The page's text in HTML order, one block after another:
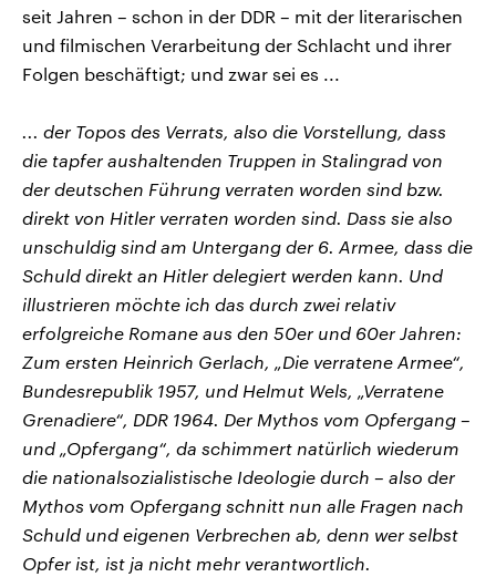
seit Jahren – schon in der DDR – mit der literarischen
und filmischen Verarbeitung der Schlacht und ihrer
Folgen beschäftigt; und zwar sei es ...
... der Topos des Verrats, also die Vorstellung, dass
die tapfer aushaltenden Truppen in Stalingrad von
der deutschen Führung verraten worden sind bzw.
direkt von Hitler verraten worden sind. Dass sie also
unschuldig sind am Untergang der 6. Armee, dass die
Schuld direkt an Hitler delegiert werden kann. Und
illustrieren möchte ich das durch zwei relativ
erfolgreiche Romane aus den 50er und 60er Jahren:
Zum ersten Heinrich Gerlach, „Die verratene Armee“,
Bundesrepublik 1957, und Helmut Wels, „Verratene
Grenadiere“, DDR 1964. Der Mythos vom Opfergang –
und „Opfergang“, da schimmert natürlich wiederum
die nationalsozialistische Ideologie durch – also der
Mythos vom Opfergang schnitt nun alle Fragen nach
Schuld und eigenen Verbrechen ab, denn wer selbst
Opfer ist, ist ja nicht mehr verantwortlich.